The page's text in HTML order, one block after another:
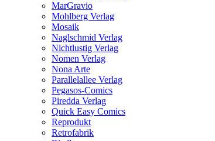
MarGravio
Mohlberg Verlag
Mosaik
Naglschmid Verlag
Nichtlustig Verlag
Nomen Verlag
Nona Arte
Parallelallee Verlag
Pegasos-Comics
Piredda Verlag
Quick Easy Comics
Reprodukt
Retrofabrik